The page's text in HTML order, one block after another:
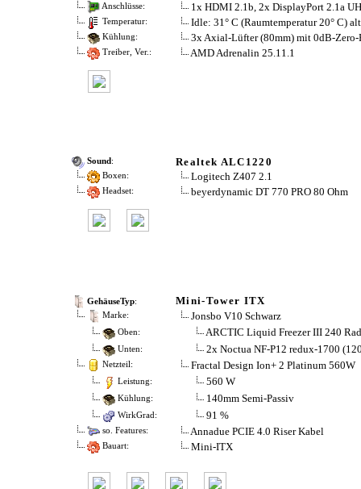
Anschlüsse: 1x HDMI 2.1b, 2x DisplayPort 2.1a
Temperatur: Idle: 31° C (Raumtemperatur 20° C)
Kühlung: 3x Axial-Lüfter (80mm) mit 0dB-Zero-
Treiber, Ver.: AMD Adrenalin 25.11.1
Sound: Realtek ALC1220
Boxen: Logitech Z407 2.1
Headset: beyerdynamic DT 770 PRO 80 Ohm
GehäuseTyp: Mini-Tower ITX
Marke: Jonsbo V10 Schwarz
Oben: ARCTIC Liquid Freezer III 240
Unten: 2x Noctua NF-P12 redux-1700
Netzteil: Fractal Design Ion+ 2 Platinum 560W
Leistung: 560 W
Kühlung: 140mm Semi-Passiv
WirkGrad: 91 %
so. Features: Annadue PCIE 4.0 Riser Kabel
Bauart: Mini-ITX